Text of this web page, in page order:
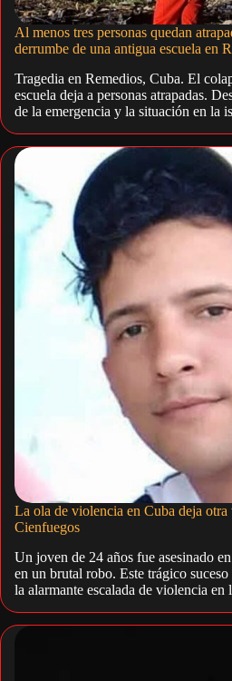
Al menos tres personas quedan
derrumbe de una antigua escuela en
Tragedia en Remedios, Cuba. El
escuela deja a personas atrapadas.
de la emergencia y la situación en la
La ola de violencia en Cuba deja
Cienfuegos
Un joven de 24 años fue asesinado
en un brutal robo. Este trágico
la alarmante escalada de violencia en